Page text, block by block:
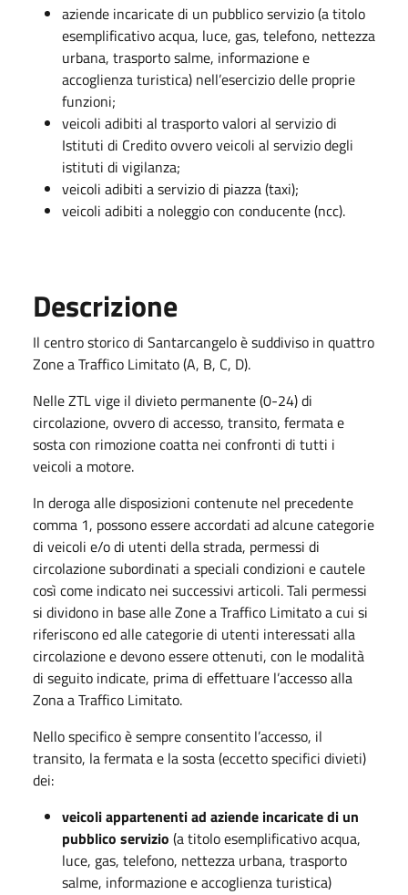
aziende incaricate di un pubblico servizio (a titolo
esemplificativo acqua, luce, gas, telefono, nettezza
urbana, trasporto salme, informazione e
accoglienza turistica) nell’esercizio delle proprie
funzioni;
veicoli adibiti al trasporto valori al servizio di
Istituti di Credito ovvero veicoli al servizio degli
istituti di vigilanza;
veicoli adibiti a servizio di piazza (taxi);
veicoli adibiti a noleggio con conducente (ncc).
Descrizione
Il centro storico di Santarcangelo è suddiviso in quattro
Zone a Traffico Limitato (A, B, C, D).
Nelle ZTL vige il divieto permanente (0-24) di
circolazione, ovvero di accesso, transito, fermata e
sosta con rimozione coatta nei confronti di tutti i
veicoli a motore.
In deroga alle disposizioni contenute nel precedente
comma 1, possono essere accordati ad alcune categorie
di veicoli e/o di utenti della strada, permessi di
circolazione subordinati a speciali condizioni e cautele
così come indicato nei successivi articoli. Tali permessi
si dividono in base alle Zone a Traffico Limitato a cui si
riferiscono ed alle categorie di utenti interessati alla
circolazione e devono essere ottenuti, con le modalità
di seguito indicate, prima di effettuare l’accesso alla
Zona a Traffico Limitato.
Nello specifico è sempre consentito l’accesso, il
transito, la fermata e la sosta (eccetto specifici divieti)
dei:
veicoli appartenenti ad aziende incaricate di un
pubblico servizio (a titolo esemplificativo acqua,
luce, gas, telefono, nettezza urbana, trasporto
salme, informazione e accoglienza turistica)